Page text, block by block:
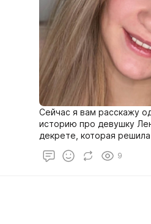
Сейчас я вам расскажу
историю про девушку
декрете, которая
восхищают по сей день,
9